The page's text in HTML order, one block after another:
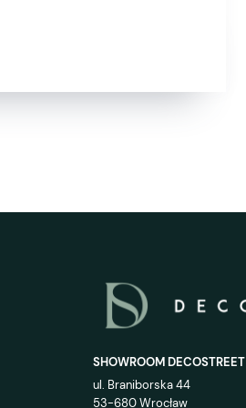
SHOWROOM DECOSTREET
ul. Braniborska 44
53-680 Wrocław